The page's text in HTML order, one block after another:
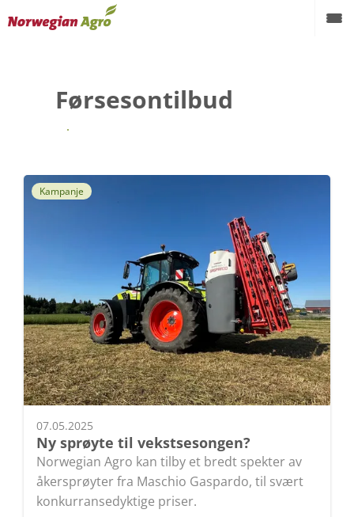
Førsesontilbud
Tilbage
Kampanje
07.05.2025
Ny sprøyte til vekstsesongen?
Norwegian Agro kan tilby et bredt spekter av
åkersprøyter fra Maschio Gaspardo, til svært
konkurransedyktige priser.